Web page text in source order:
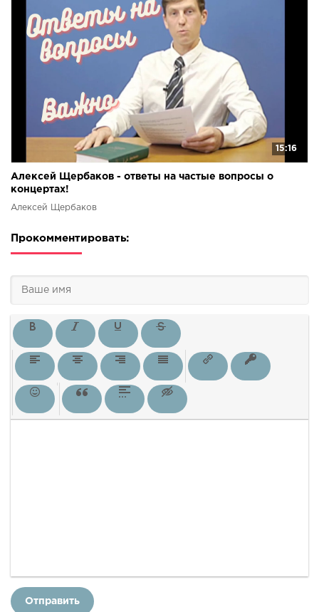
15:16
Алексей Щербаков - ответы на частые вопросы о
концертах!
Алексей Щербаков
Прокомментировать:
Отправить